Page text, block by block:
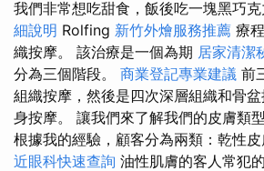
我們非常想吃甜食，飯後吃一塊黑巧克
細說明 Rolfing 新竹外燴服務推薦 療
織按摩。 該治療是一個為期 居家清潔
分為三個階段。 商業登記專業建議 前
組織按摩，然後是四次深層組織和骨
身按摩。 讓我們來了解我們的皮膚類型
根據我的經驗，顧客分為兩類：乾性皮
近眼科快速查詢 油性肌膚的客人常犯